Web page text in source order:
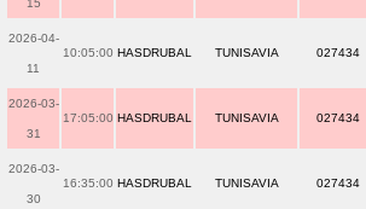
15
2026-04-
11
10:05:00 HASDRUBAL TUNISAVIA 027434
2026-03-
31
17:05:00 HASDRUBAL TUNISAVIA 027434
2026-03-
30
16:35:00 HASDRUBAL TUNISAVIA 027434